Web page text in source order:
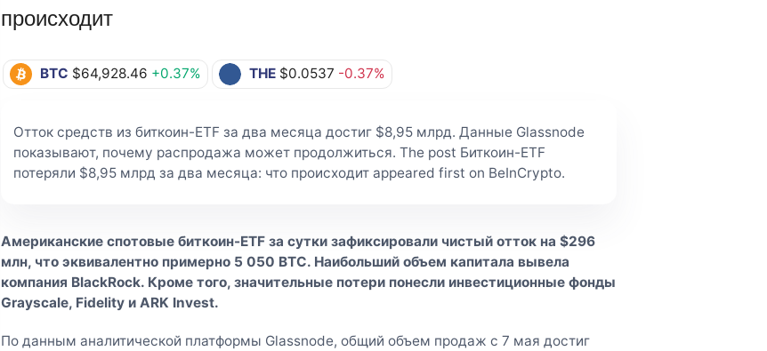
происходит
BTC $64,928.46 +0.37% THE $0.0537 -0.37%
Отток средств из биткоин-ETF за два месяца достиг $8,95 млрд. Данные Glassnode
показывают, почему распродажа может продолжиться. The post Биткоин-ETF
потеряли $8,95 млрд за два месяца: что происходит appeared first on BeInCrypto.
Американские спотовые биткоин-ETF за сутки зафиксировали чистый отток на $296
млн, что эквивалентно примерно 5 050 BTC. Наибольший объем капитала вывела
компания BlackRock. Кроме того, значительные потери понесли инвестиционные фонды
Grayscale, Fidelity и ARK Invest.
По данным аналитической платформы Glassnode, общий объем продаж с 7 мая достиг